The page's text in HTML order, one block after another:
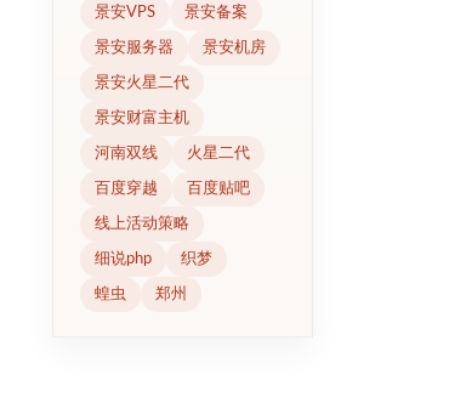
景安VPS 景安备案
景安服务器 景安机房
景安火星二代
景安财富主机
河南双线 火星二代
百度穿越 百度贴吧
线上活动策略
细说php 织梦
蝗虫 郑州